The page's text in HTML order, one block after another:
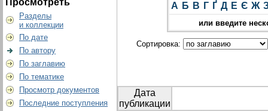
Просмотреть
Разделы
и коллекции
По дате
По автору
По заглавию
По тематике
Просмотр документов
Последние поступления
А Б В Г Ґ Д Е Є Ж
или введите
Сортировка:
Дата
публикации